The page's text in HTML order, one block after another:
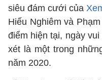
siêu đám cưới của
Hiếu Nghiêm và
điểm hiện tại, ngày
xét là một trong
năm 2020.